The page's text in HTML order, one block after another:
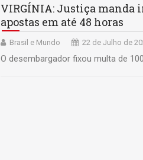
VIRGÍNIA: Justiça manda
apostas em até 48 horas
Brasil e Mundo 22 de Julho de
O desembargador fixou multa de